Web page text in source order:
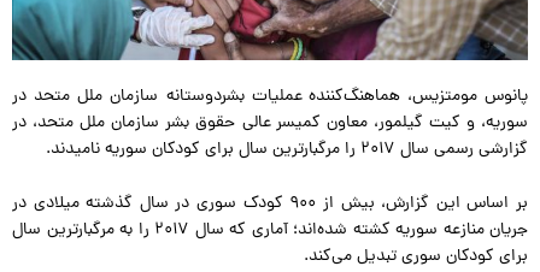
پانوس مومتزیس، هماهنگ‌کننده عملیات بشردوستانه سازمان ملل متحد در
سوریه، و کیت گیلمور، معاون کمیسر عالی حقوق بشر سازمان ملل متحد، در
گزارشی رسمی سال ۲۰۱۷ را مرگبارترین سال برای کودکان سوریه نامیدند.
بر اساس این گزارش، بیش از ۹۰۰ کودک سوری در سال گذشته میلادی در
جریان منازعه سوریه کشته شده‌اند؛ آماری که سال ۲۰۱۷ را به مرگبارترین سال
برای کودکان سوری تبدیل می‌کند.